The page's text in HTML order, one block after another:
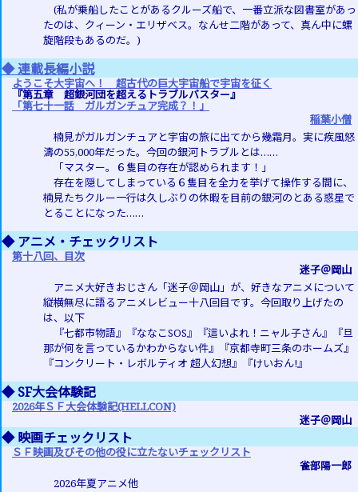
(私が乗船したことがあるクルーズ船で、一番立派な図書室があっ
たのは、クィーン・エリザベス。なんせ二階があって、真ん中に螺
旋階段もあるのだ。)
◆ 連載長編小説
ようこそ大宇宙へ！ 超古代の巨大宇宙船で宇宙を征く
『第五章 超銀河団を超えるトラブルバスター』
「第七十一話 ガルガンチュア完成？！」
稲葉小僧
楠見がガルガンチュアと宇宙の旅に出てから幾霜月。実に疾風怒
濤の55,000年だった。今回の銀河トラブルとは……
「マスター。６隻目の存在が認められます！」
存在を隠してしまっている６隻目を全力を挙げて操作する間に、
楠見たちクルー一行は久しぶりの休暇を目前の銀河のとある惑星で
とることになった……
◆ アニメ・チェックリスト
第十八回、目次
迷子＠岡山
アニメ大好きおじさん「迷子＠岡山」が、好きなアニメについて
縦横無尽に語るアニメレビュー十八回目です。今回取り上げたの
は、以下
『七都市物語』『ななこSOS』『這いよれ！ニャル子さん』『旦
那が何を言っているかわからない件』『京都寺町三条のホームズ』
『コンクリート・レボルティオ 超人幻想』『けいおん!』
◆ SF大会体験記
2026年ＳＦ大会体験記(HELLCON)
迷子＠岡山
◆ 映画チェックリスト
ＳＦ映画及びその他の役に立たないチェックリスト
雀部陽一郎
2026年夏アニメ他